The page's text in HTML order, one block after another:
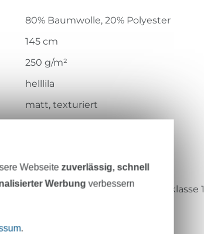
80% Baumwolle, 20% Polyester
145 cm
250 g/m²
helllila
matt, texturiert
elastisch, weich
Öko-Tex-Standard 100 Produktklasse 1
Webseitezuverlässig, schnell
Werbung verbessern
.